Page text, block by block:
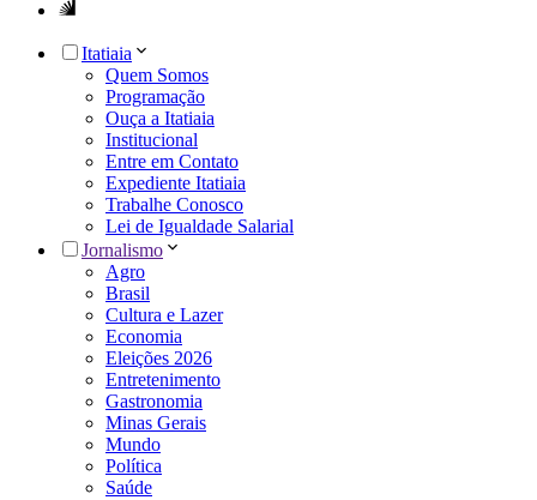
Itatiaia
Quem Somos
Programação
Ouça a Itatiaia
Institucional
Entre em Contato
Expediente Itatiaia
Trabalhe Conosco
Lei de Igualdade Salarial
Jornalismo
Agro
Brasil
Cultura e Lazer
Economia
Eleições 2026
Entretenimento
Gastronomia
Minas Gerais
Mundo
Política
Saúde